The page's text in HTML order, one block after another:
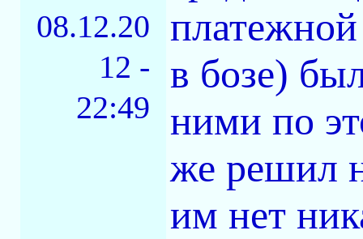
08.12.20
12 -
22:49
в бозе)
ними по
же решил
им нет